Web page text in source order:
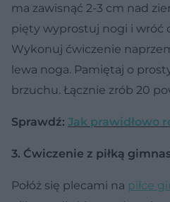
ma zawisnąć 2-3 cm nad
pięty wyprostuj nogi i wróć
Wykonuj ćwiczenie
lewa noga. Pamiętaj o
brzuchu. Łącznie zrób 20
Sprawdź: Jak prawidłowo
3. Ćwiczenie z piłką
Połóż się plecami na piłce